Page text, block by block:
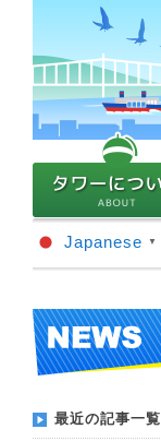
Japanese ▼
最近の記事一覧